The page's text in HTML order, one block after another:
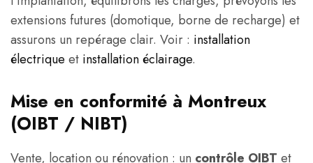
extensions futures (domotique, borne de recharge) et
assurons un repérage clair. Voir : installation
électrique et installation éclairage.
Mise en conformité à Montreux
(OIBT / NIBT)
Vente, location ou rénovation : un contrôle OIBT et